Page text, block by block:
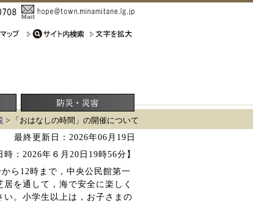
> 「おはなしの時間」の開催について
最終更新日：2026年06月19日
時：2026年６月20日19時56分】
ら12時まで，中央公民館第一
を通して，海で安全に楽しく
。小学生以上は，お子さまの